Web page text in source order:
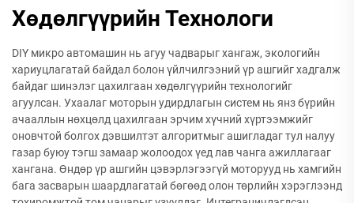
Хөдөлгүүрийн Технологи
DIY микро автомашин нь агуу чадварыг хангаж, экологийн
хариуцлагатай байдал болон үйлчилгээний үр ашгийг хадгалж
байдаг шинэлэг цахилгаан хөдөлгүүрийн технологийг
агуулсан. Ухаалаг моторын удирдлагын систем нь янз бүрийн
ачааллын нөхцөлд цахилгаан эрчим хүчний хүртээмжийг
оновчтой болгох дэвшилтэт алгоритмыг ашигладаг тул налуу
газар буюу тэгш замаар жолоодох үед лав чанга ажиллагааг
хангана. Өндөр үр ашгийн цэвэрлэгээгүй моторууд нь хамгийн
бага засварын шаардлагатай бөгөөд олон төрлийн хэрэглээнд